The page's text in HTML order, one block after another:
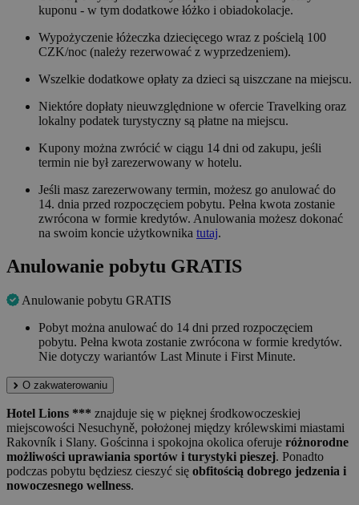
kuponu - w tym dodatkowe łóżko i obiadokolacje.
Wypożyczenie łóżeczka dziecięcego wraz z pościelą 100
CZK/noc (należy rezerwować z wyprzedzeniem).
Wszelkie dodatkowe opłaty za dzieci są uiszczane na miejscu.
Niektóre dopłaty nieuwzględnione w ofercie Travelking oraz
lokalny podatek turystyczny są płatne na miejscu.
Kupony można zwrócić w ciągu 14 dni od zakupu, jeśli
termin nie był zarezerwowany w hotelu.
Jeśli masz zarezerwowany termin, możesz go anulować do
14. dnia przed rozpoczęciem pobytu. Pełna kwota zostanie
zwrócona w formie kredytów. Anulowania możesz dokonać
na swoim koncie użytkownika tutaj.
Anulowanie pobytu GRATIS
Anulowanie pobytu GRATIS
Pobyt można anulować do 14 dni przed rozpoczęciem
pobytu. Pełna kwota zostanie zwrócona w formie kredytów.
Nie dotyczy wariantów Last Minute i First Minute.
O zakwaterowaniu
Hotel Lions *** znajduje się w pięknej środkowoczeskiej
miejscowości Nesuchyně, położonej między królewskimi miastami
Rakovník i Slany. Gościnna i spokojna okolica oferuje różnorodne
możliwości uprawiania sportów i turystyki pieszej. Ponadto
podczas pobytu będziesz cieszyć się obfitością dobrego jedzenia i
nowoczesnego wellness.